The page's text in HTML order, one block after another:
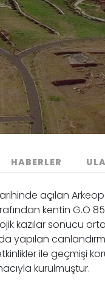
HABERLER
açılan
kentin G.Ö
kazılar sonucu
yapılan
ile geçmişi
kurulmuştur.